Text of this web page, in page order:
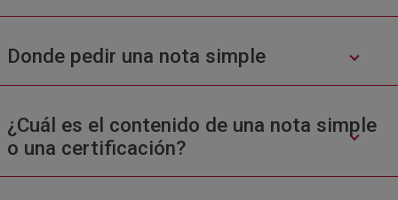
Donde pedir una nota simple
¿Cuál es el contenido de una nota simple
o una certificación?